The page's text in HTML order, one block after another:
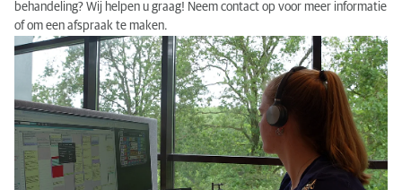
behandeling? Wij helpen u graag! Neem contact op voor meer informatie
of om een afspraak te maken.